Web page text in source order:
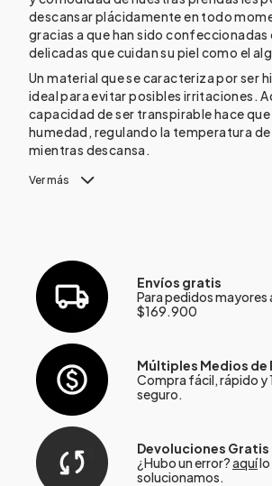
descansar plácidamente en todo
gracias a que han sido confeccionadas
delicadas que cuidan su piel como el
Un material que se caracteriza por ser
ideal para evitar posibles irritaciones.
capacidad de ser transpirable hace
humedad, regulando la temperatura
mientras descansa.
Ver más
Envíos gratis
Para pedidos mayores
$169.900
Múltiples Medios de
Compra fácil, rápido y
seguro.
Devoluciones Gratis
¿Hubo un error?aquílo
solucionamos.